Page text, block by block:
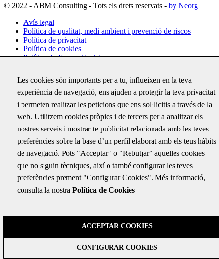
© 2022 - ABM Consulting - Tots els drets reservats - by Neorg
Avís legal
Política de qualitat, medi ambient i prevenció de riscos
Política de privacitat
Política de cookies
Política de Xarxes Socials
Subscriu-te
Rep per correu electrònic totes les novetats d'ABM i coneix els
darrers projectes on hem treballat
Aquest camp només és per validació i no s'ha de modificar.
Correu electrònic*
ABM SERVEIS D'ENGINYERIA I CONSULTING, S.L. com a
teves dades, així com exercir altres drets consultant la informació
addicional i detallada sobre protecció de dades a la nostra
Les cookies són importants per a tu, influeixen en la teva
experiència de navegació, ens ajuden a protegir la teva privacitat
i permeten realitzar les peticions que ens sol·licitis a través de la
web. Utilitzem cookies pròpies i de tercers per a analitzar els
nostres serveis i mostrar-te publicitat relacionada amb les teves
preferències sobre la base d’un perfil elaborat amb els teus hàbits
de navegació. Pots "Acceptar" o "Rebutjar" aquelles cookies
que no siguin tècniques, així o també configurar les teves
preferències prement "Configurar Cookies". Més informació,
consulta la nostra Política de Cookies
CONFIGURAR COOKIES
ACCEPTAR COOKIES